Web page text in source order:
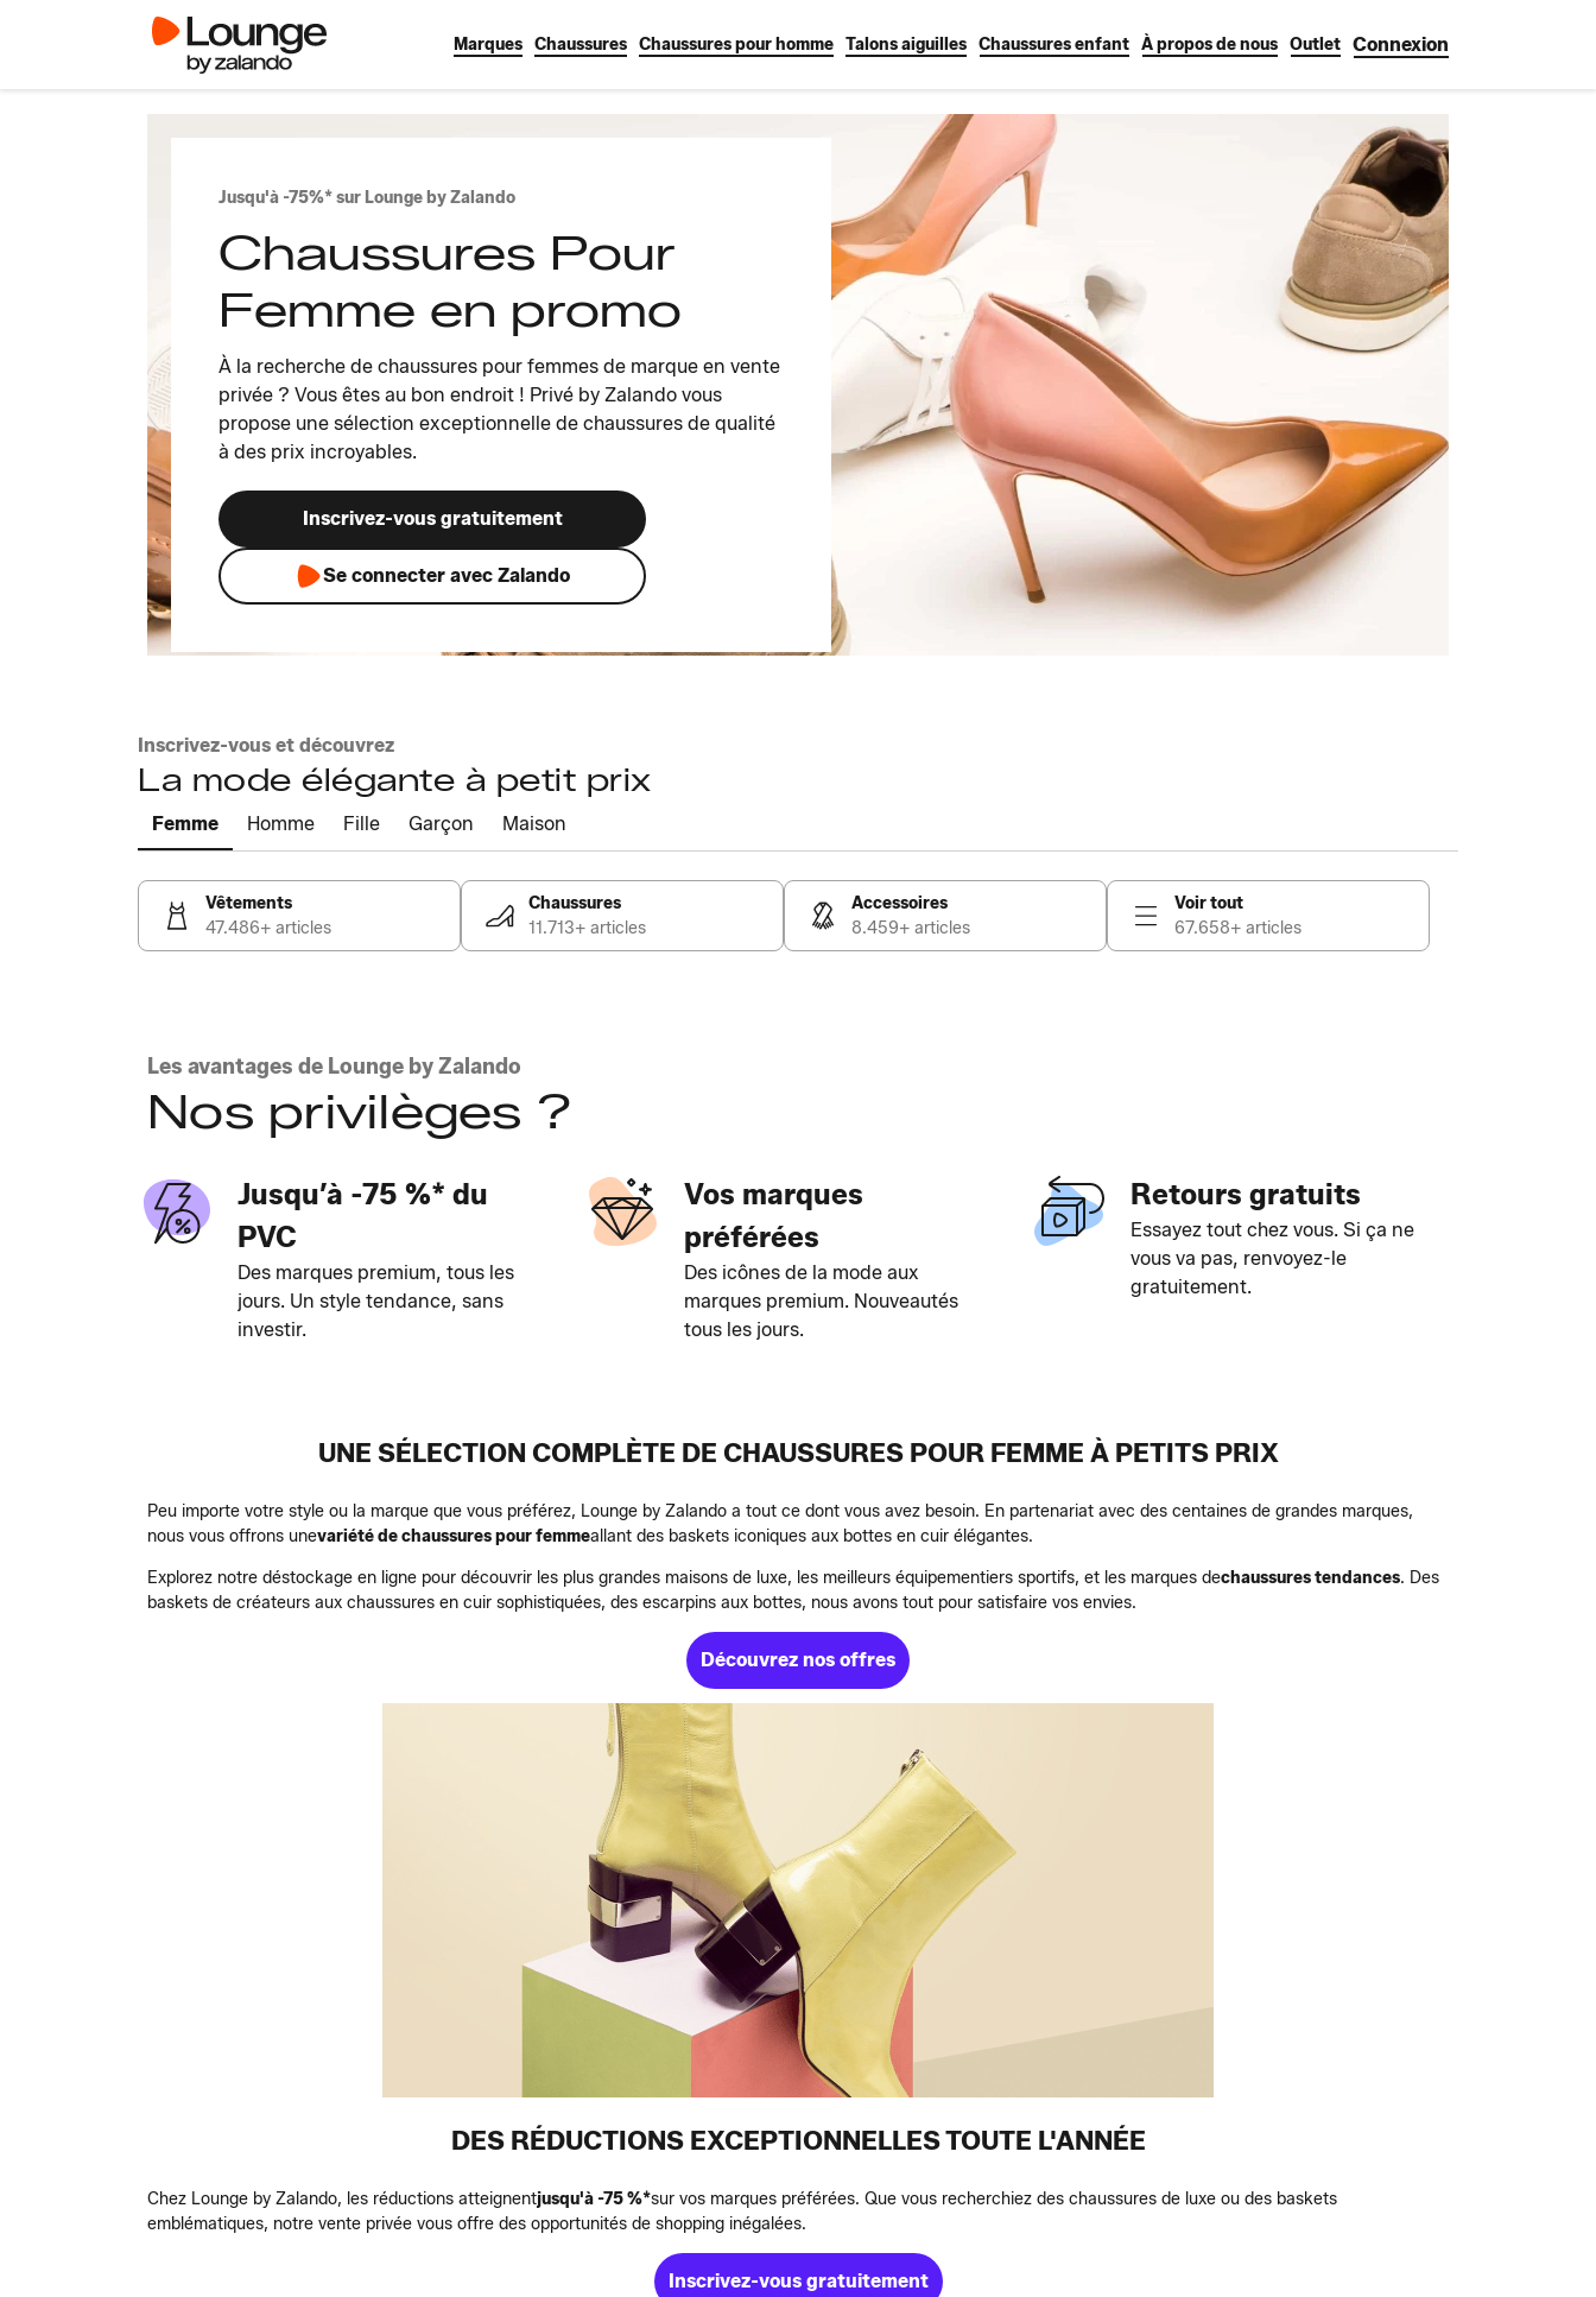
Marques Chaussures Chaussures pour homme Talons aiguilles Chaussures enfant À propos de nous Outlet Connexion
Jusqu'à -75%* sur Lounge by Zalando
Chaussures Pour
Femme en promo
À la recherche de chaussures pour femmes de marque en vente
privée ? Vous êtes au bon endroit ! Privé by Zalando vous
propose une sélection exceptionnelle de chaussures de qualité
à des prix incroyables.
Inscrivez-vous gratuitement
Se connecter avec Zalando
Inscrivez-vous et découvrez
La mode élégante à petit prix
Femme Homme Fille Garçon Maison
Vêtements
47.486+ articles
Chaussures
11.713+ articles
Accessoires
8.459+ articles
Voir tout
67.658+ articles
Les avantages de Lounge by Zalando
Nos privilèges ?
Jusqu’à -75 %* du
PVC
Des marques premium, tous les
jours. Un style tendance, sans
investir.
Vos marques
préférées
Des icônes de la mode aux
marques premium. Nouveautés
tous les jours.
Retours gratuits
Essayez tout chez vous. Si ça ne
vous va pas, renvoyez-le
gratuitement.
UNE SÉLECTION COMPLÈTE DE CHAUSSURES POUR FEMME À PETITS PRIX
Peu importe votre style ou la marque que vous préférez, Lounge by Zalando a tout ce dont vous avez besoin. En partenariat avec des centaines de grandes marques,
nous vous offrons unevariété de chaussures pour femmeallant des baskets iconiques aux bottes en cuir élégantes.
Explorez notre déstockage en ligne pour découvrir les plus grandes maisons de luxe, les meilleurs équipementiers sportifs, et les marques dechaussures tendances. Des
baskets de créateurs aux chaussures en cuir sophistiquées, des escarpins aux bottes, nous avons tout pour satisfaire vos envies.
Découvrez nos offres
DES RÉDUCTIONS EXCEPTIONNELLES TOUTE L'ANNÉE
Chez Lounge by Zalando, les réductions atteignentjusqu'à -75 %*sur vos marques préférées. Que vous recherchiez des chaussures de luxe ou des baskets
emblématiques, notre vente privée vous offre des opportunités de shopping inégalées.
Inscrivez-vous gratuitement